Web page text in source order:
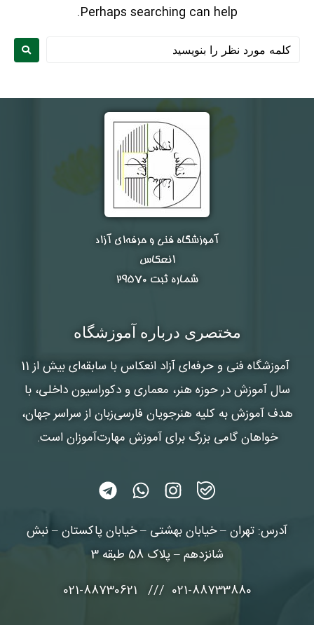
Perhaps searching can help.
آموزشگاه فنی و حرفه‌ای آزاد
انعکاس
شماره ثبت ۲۹۵۷۰
مختصری درباره آموزشگاه
آموزشگاه فنی و حرفه‌ای آزاد انعکاس
با سابقه‌ای بیش از 11
سال آموزش در حوزه هنر، معماری و دکوراسیون داخلی، با
هدف آموزش به کلیه هنرجویان فارسی‌زبان از سراسر جهان،
خواهان گامی بزرگ برای آموزش مهارت‌آموزان است.
آدرس: تهران – خیابان بهشتی – خیابان پاکستان – نبش
شانزدهم – پلاک 58 طبقه 3
021-88733880 /// 021-88730621
شماره واتس‌اپ : *